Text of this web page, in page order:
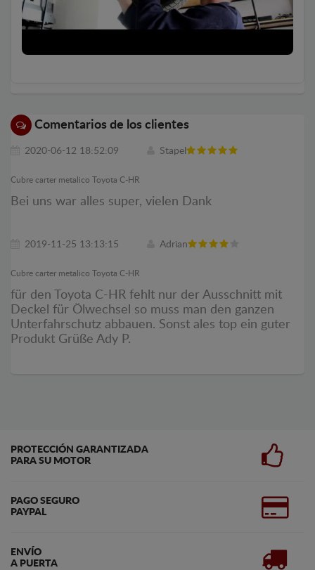
Comentarios de los clientes
2020-06-12 18:52:09 Stapel
Cubre carter metalico Toyota C-HR
Bei uns war alles super, vielen Dank
2019-11-25 13:13:15 Adrian
Cubre carter metalico Toyota C-HR
für den Toyota C-HR fehlt nur der Ausschnitt mit
Deckel für Ölwechsel so muss man den ganzen
Unterfahrschutz abbauen. Sonst ales top ein guter
Produkt Grüße Ady P.
PROTECCIÓN GARANTIZADA
PARA SU MOTOR
PAGO SEGURO
PAYPAL
ENVÍO
A PUERTA